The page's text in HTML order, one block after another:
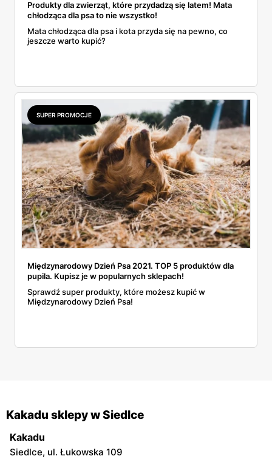
Produkty dla zwierząt, które przydadzą się latem! Mata
chłodząca dla psa to nie wszystko!
Mata chłodząca dla psa i kota przyda się na pewno, co
jeszcze warto kupić?
SUPER PROMOCJE
Międzynarodowy Dzień Psa 2021. TOP 5 produktów dla
pupila. Kupisz je w popularnych sklepach!
Sprawdź super produkty, które możesz kupić w
Międzynarodowy Dzień Psa!
Kakadu sklepy w Siedlce
Kakadu
Siedlce, ul. Łukowska 109